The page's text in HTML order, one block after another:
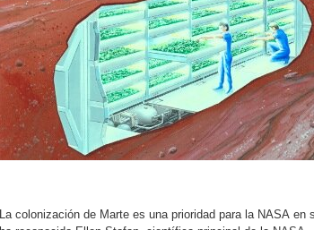
La colonización de Marte es una prioridad para la NASA